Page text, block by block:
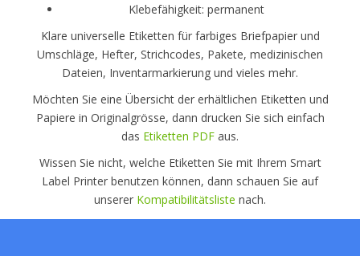
Klebefähigkeit: permanent
Klare universelle Etiketten für farbiges Briefpapier und
Umschläge, Hefter, Strichcodes, Pakete, medizinischen
Dateien, Inventarmarkierung und vieles mehr.
Möchten Sie eine Übersicht der erhältlichen Etiketten und
Papiere in Originalgrösse, dann drucken Sie sich einfach
das Etiketten PDF aus.
Wissen Sie nicht, welche Etiketten Sie mit Ihrem Smart
Label Printer benutzen können, dann schauen Sie auf
unserer Kompatibilitätsliste nach.